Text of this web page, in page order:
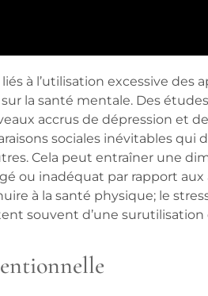
à l’utilisation excessive des
la santé mentale. Des
accrus de dépression et
sociales inévitables qui
Cela peut entraîner une
ou inadéquat par rapport aux
à la santé physique; le
souvent d’une surutilisation